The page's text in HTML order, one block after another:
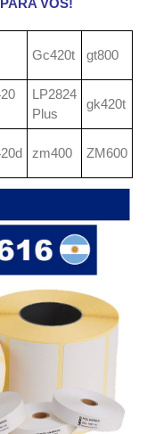
VOS!
Gc420t gt800
LP2824
Plus
gk420t
zm400 ZM600